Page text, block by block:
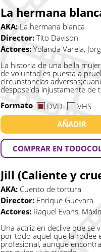
La hermana
AKA:La hermana blanca
Director: Tito Davison
Actores: Yolanda Varela,
La historia de una bella
de voluntad es puesta a
circunstancias
desposeída injustamente de
Formato
DVD
VHS
AÑADIR
COMPRAR EN
Jill (Caliente y
AKA: Cuento de tortura
Director: Enrique Guevara
Actores: Raquel Evans,
Una actriz en declive que se
por todo aquel que la rodee
profesional, aunque